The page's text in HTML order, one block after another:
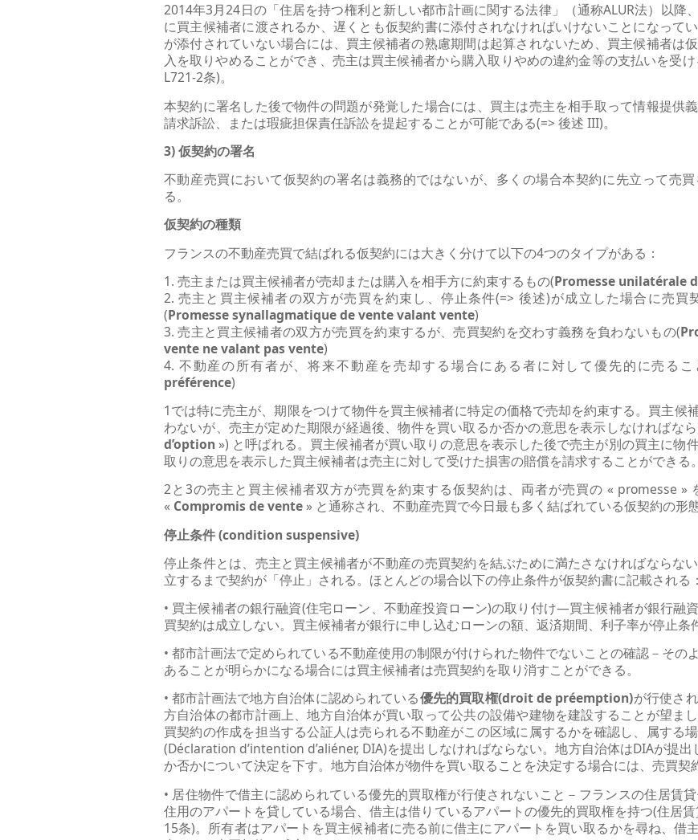
2014年3月24日の「住居を持つ権利と新しい都市計画に関する法律」（通称ALUR法）以降
に買主候補者に渡されるか、遅くとも仮契約書に添付されなければいけないことになって
が添付されていない場合には、買主候補者の熟慮期間は起算されないため、買主候補者は
入を取りやめることができ、売主は買主候補者から購入取りやめの違約金等の支払いを受
L721-2条)。
本契約に署名した後で物件の問題が発覚した場合には、買主は売主を相手取って情報提供
請求訴訟、または瑕疵担保責任訴訟を提起することが可能である(=> 後述 III)。
3) 仮契約の署名
不動産売買において仮契約の署名は義務的ではないが、多くの場合本契約に先立って売
る。
仮契約の種類
フランスの不動産売買で結ばれる仮契約には大きく分けて以下の4つのタイプがある：
1. 売主または買主候補者が売却または購入を相手方に約束するもの(Promesse unilatérale
2. 売主と買主候補者の双方が売買を約束し、停止条件(=> 後述)が成立した場合に売買
(Promesse synallagmatique de vente valant vente)
3. 売主と買主候補者の双方が売買を約束するが、売買契約を交わす義務を負わないもの(
vente ne valant pas vente)
4. 不動産の所有者が、将来不動産を売却する場合にある者に対して優先的に売る
préférence)
1では特に売主が、期限をつけて物件を買主候補者に特定の価格で売却を約束する。買主候
わないが、売主が定めた期限が経過後、物件を買い取るか否かの意思を表示しなければな
d’option ») と呼ばれる。買主候補者が買い取りの意思を表示した後で売主が別の買主に物
取りの意思を表示した買主候補者は売主に対して受けた損害の賠償を請求することができる。
2と3の売主と買主候補者双方が売買を約束する仮契約は、両者が売買の « promesse »
« Compromis de vente» と通称され、不動産売買で今日最も多く結ばれている仮契約の形態
停止条件 (condition suspensive)
停止条件とは、売主と買主候補者が不動産の売買契約を結ぶために満たさなければならな
立するまで契約が「停止」される。ほとんどの場合以下の停止条件が仮契約書に記載される：
• 買主候補者の銀行融資(住宅ローン、不動産投資ローン)の取り付け―買主候補者が銀行融
買契約は成立しない。買主候補者が銀行に申し込むローンの額、返済期間、利子率が停止条
• 都市計画法で定められている不動産使用の制限が付けられた物件でないことの確認－その
あることが明らかになる場合には買主候補者は売買契約を取り消すことができる。
• 都市計画法で地方自治体に認められている優先的買取権(droit de préemption)が行使さ
方自治体の都市計画上、地方自治体が買い取って公共の設備や建物を建設することが望ま
買契約の作成を担当する公証人は売られる不動産がこの区域に属するかを確認し、属する
(Déclaration d’intention d’aliéner, DIA)を提出しなければならない。地方自治体はDIAが提
か否かについて決定を下す。地方自治体が物件を買い取ることを決定する場合には、売買契
• 居住物件で借主に認められている優先的買取権が行使されないこと－フランスの住居賃
住用のアパートを貸している場合、借主は借りているアパートの優先的買取権を持つ(住居
15条)。所有者はアパートを買主候補者に売る前に借主にアパートを買い取るかを尋ね、借